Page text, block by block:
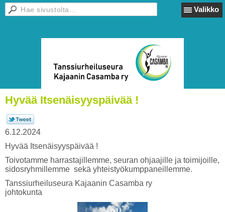
Valikko
Hyvää Itsenäisyyspäivää !
6.12.2024
Hyvää Itsenäisyyspäivää !
Toivotamme harrastajillemme, seuran ohjaajille ja toimijoille,
sidosryhmillemme sekä yhteistyökumppaneillemme.
Tanssiurheiluseura Kajaanin Casamba ry
johtokunta